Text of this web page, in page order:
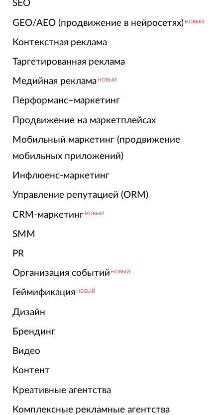
SEO
GEO/AEO (продвижение в нейросетях) НОВЫЙ
Контекстная реклама
Таргетированная реклама
Медийная реклама НОВЫЙ
Перформанс–маркетинг
Продвижение на маркетплейсах
Мобильный маркетинг (продвижение
мобильных приложений)
Инфлюенс-маркетинг
Управление репутацией (ORM)
CRM-маркетинг НОВЫЙ
SMM
PR
Организация событий НОВЫЙ
Геймификация НОВЫЙ
Дизайн
Брендинг
Видео
Контент
Креативные агентства
Комплексные рекламные агентства